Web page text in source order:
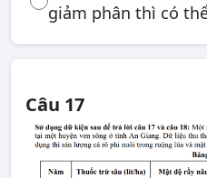
giảm phân thì có
Câu 17